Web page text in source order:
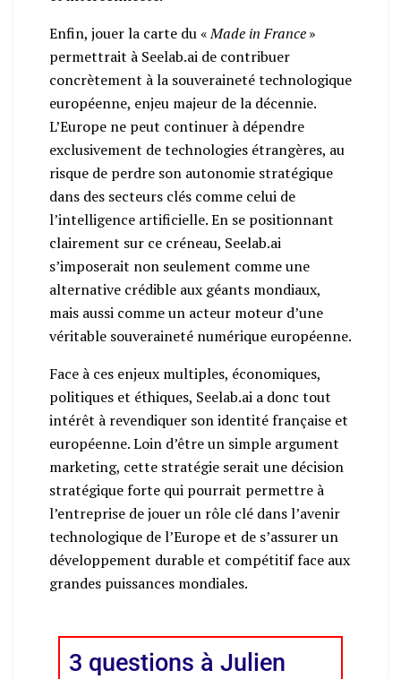
Enfin, jouer la carte du «Made in France»
permettrait à Seelab.ai de contribuer
concrètement à la souveraineté technologique
européenne, enjeu majeur de la décennie.
L’Europe ne peut continuer à dépendre
exclusivement de technologies étrangères, au
risque de perdre son autonomie stratégique
dans des secteurs clés comme celui de
l’intelligence artificielle. En se positionnant
clairement sur ce créneau, Seelab.ai
s’imposerait non seulement comme une
alternative crédible aux géants mondiaux,
mais aussi comme un acteur moteur d’une
véritable souveraineté numérique européenne.
Face à ces enjeux multiples, économiques,
politiques et éthiques, Seelab.ai a donc tout
intérêt à revendiquer son identité française et
européenne. Loin d’être un simple argument
marketing, cette stratégie serait une décision
stratégique forte qui pourrait permettre à
l’entreprise de jouer un rôle clé dans l’avenir
technologique de l’Europe et de s’assurer un
développement durable et compétitif face aux
grandes puissances mondiales.
3 questions à Julien